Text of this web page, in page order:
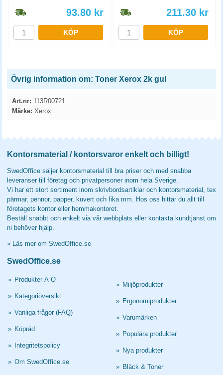
93.80 kr
KÖP
211.30 kr
KÖP
Övrig information om: Toner Xerox 2k gul
Art.nr: 113R00721
Märke: Xerox
Kontorsmaterial / kontorsvaror enkelt och billigt!
SwedOffice säljer kontorsmaterial till bra priser och med snabba
leveranser till företag och privatpersoner inom hela Sverige.
Vi har ett stort sortiment inom skrivbordsartiklar och kontorsmaterial, tex
pärmar, pennor, papper, kuvert och fika mm. Hos oss hittar du allt till
företagets kontor eller hemmakontoret.
Beställ snabbt och enkelt via vår webbplats eller kontakta kundtjänst om
ni behöver hjälp.
» Läs mer om SwedOffice.se
SwedOffice.se
» Produkter A-Ö
» Kategoriöversikt
» Vanliga frågor (FAQ)
» Köpråd
» Integritetspolicy
» Om SwedOffice.se
» Miljöprodukter
» Ergonomiprodukter
» Varumärken
» Populära produkter
» Nya produkter
» Bläck & Toner